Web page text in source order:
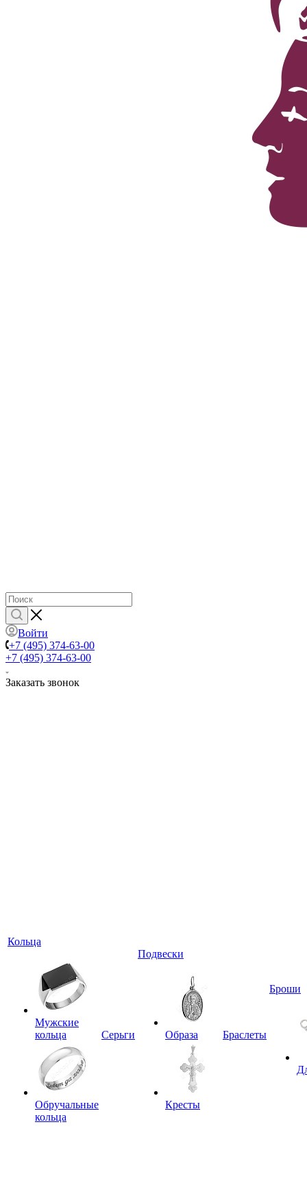
Войти
+7 (495) 374-63-00
+7 (495) 374-63-00
Заказать звонок
Кольца
Мужские
кольца
Обручальные
кольца
Серьги
Подвески
Образа
Кресты
Браслеты
Броши